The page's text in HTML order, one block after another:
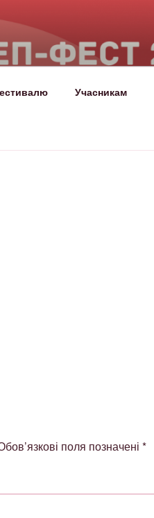
Учасникам
поля позначені *